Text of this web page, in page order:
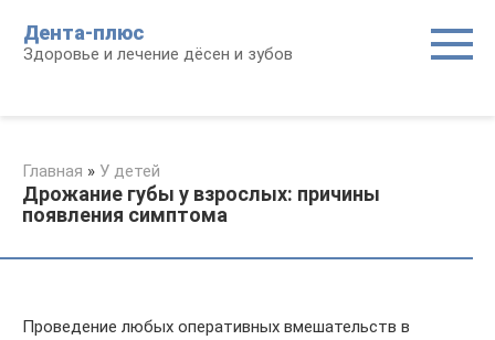
контенту
Дента-плюс
Здоровье и лечение дёсен и зубов
Главная » У детей
Дрожание губы у взрослых: причины
появления симптома
Проведение любых оперативных вмешательств в